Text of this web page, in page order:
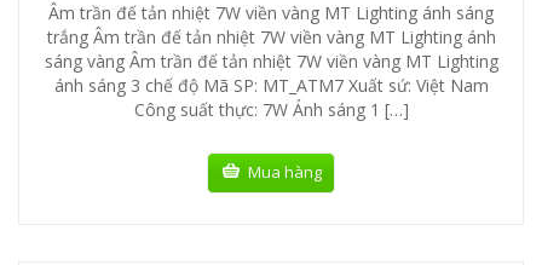
Âm trần đế tản nhiệt 7W viền vàng MT Lighting ánh sáng
trắng Âm trần đế tản nhiệt 7W viền vàng MT Lighting ánh
sáng vàng Âm trần đế tản nhiệt 7W viền vàng MT Lighting
ánh sáng 3 chế độ Mã SP: MT_ATM7 Xuất sứ: Việt Nam
Công suất thực: 7W Ánh sáng 1 […]
Mua hàng